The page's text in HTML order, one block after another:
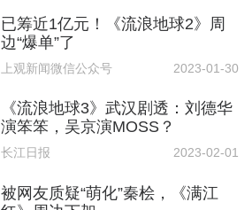
已筹近1亿元！《流浪地球2》周
边“爆单”了
上观新闻微信公众号 2023-01-30
《流浪地球3》武汉剧透：刘德华
演笨笨，吴京演MOSS？
长江日报 2023-02-01
被网友质疑“萌化”秦桧，《满江